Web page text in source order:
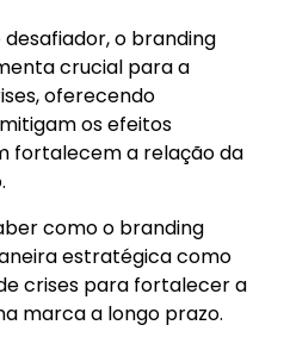
o branding
crucial para a
oferecendo
os efeitos
fortalecem a relação da
como o branding
estratégica como
crises para fortalecer a
marca a longo prazo.